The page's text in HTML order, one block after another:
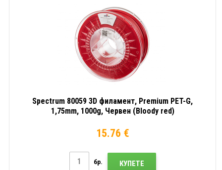
Spectrum 80059 3D филамент, Premium PET-G,
1,75mm, 1000g, Червен (Bloody red)
15.76 €
бр. КУПЕТЕ